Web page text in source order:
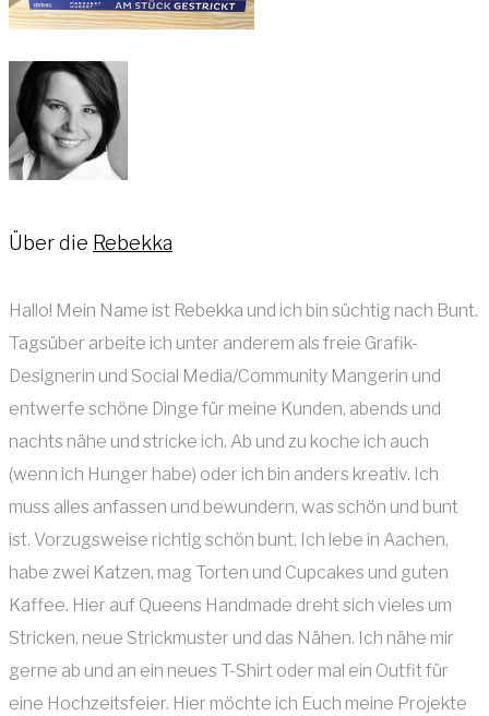
Über die Rebekka
Hallo! Mein Name ist Rebekka und ich bin süchtig nach Bunt.
Tagsüber arbeite ich unter anderem als freie Grafik-
Designerin und Social Media/Community Mangerin und
entwerfe schöne Dinge für meine Kunden, abends und
nachts nähe und stricke ich. Ab und zu koche ich auch
(wenn ich Hunger habe) oder ich bin anders kreativ. Ich
muss alles anfassen und bewundern, was schön und bunt
ist. Vorzugsweise richtig schön bunt. Ich lebe in Aachen,
habe zwei Katzen, mag Torten und Cupcakes und guten
Kaffee. Hier auf Queens Handmade dreht sich vieles um
Stricken, neue Strickmuster und das Nähen. Ich nähe mir
gerne ab und an ein neues T-Shirt oder mal ein Outfit für
eine Hochzeitsfeier. Hier möchte ich Euch meine Projekte